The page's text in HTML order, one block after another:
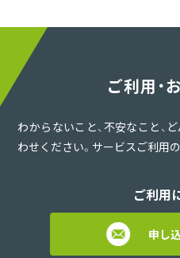
ご利用・
わからないこと、不安なこと、
わせください。サービスご利用
ご利用
申し